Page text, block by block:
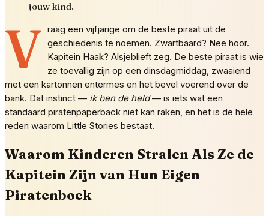
jouw kind.
V raag een vijfjarige om de beste piraat uit de
geschiedenis te noemen. Zwartbaard? Nee hoor.
Kapitein Haak? Alsjeblieft zeg. De beste piraat is wie
ze toevallig zijn op een dinsdagmiddag, zwaaiend
met een kartonnen entermes en het bevel voerend over de
bank. Dat instinct — ik ben de held— is iets wat een
standaard piratenpaperback niet kan raken, en het is de hele
reden waarom Little Stories bestaat.
Waarom Kinderen Stralen Als Ze de
Kapitein Zijn van Hun Eigen
Piratenboek